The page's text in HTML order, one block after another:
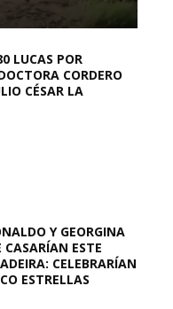
LUCAS POR
CORDERO
CÉSAR LA
Y GEORGINA
CASARÍAN ESTE
CELEBRARÍAN
ESTRELLAS